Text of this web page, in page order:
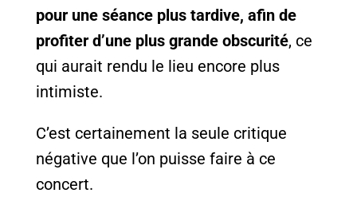
pour une séance plus tardive, afin de
profiter d’une plus grande obscurité, ce
qui aurait rendu le lieu encore plus
intimiste.
C’est certainement la seule critique
négative que l’on puisse faire à ce
concert.